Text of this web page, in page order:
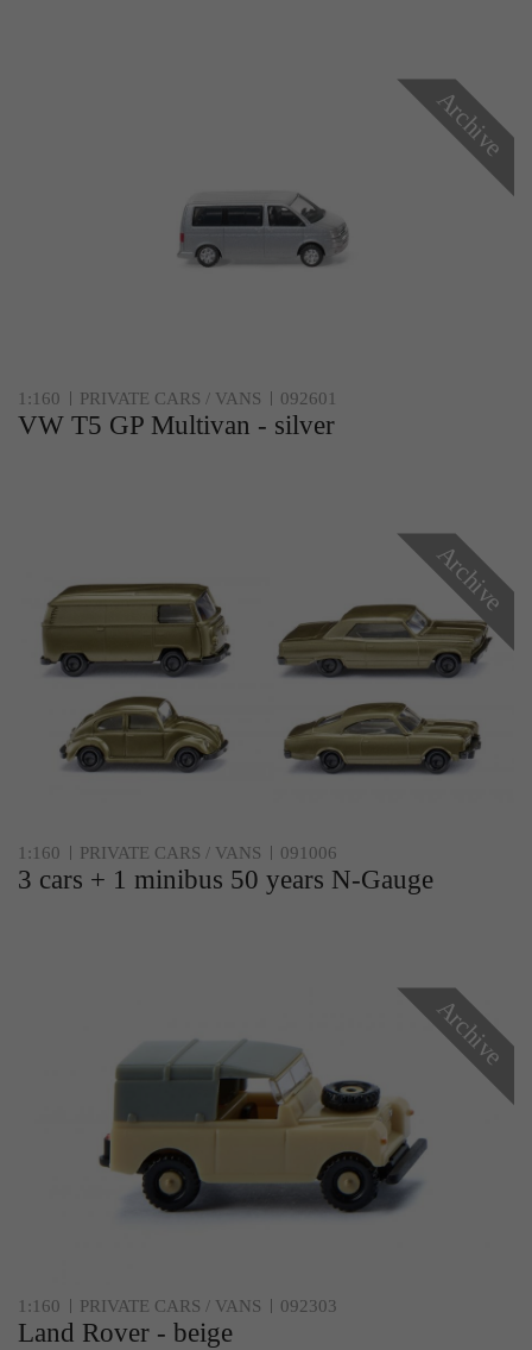
Archive
1:160 PRIVATE CARS / VANS 092601
VW T5 GP Multivan - silver
Archive
1:160 PRIVATE CARS / VANS 091006
3 cars + 1 minibus 50 years N-Gauge
Archive
1:160 PRIVATE CARS / VANS 092303
Land Rover - beige